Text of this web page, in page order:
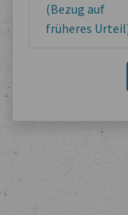
(Bezug auf
früheres